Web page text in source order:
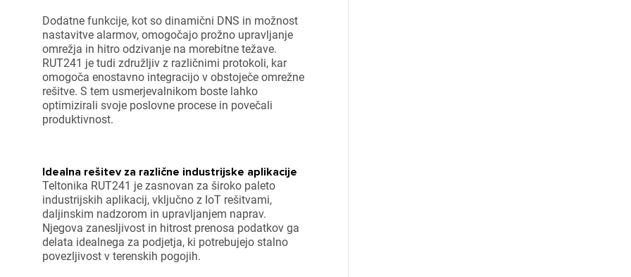
Dodatne funkcije, kot so dinamični DNS in možnost
nastavitve alarmov, omogočajo prožno upravljanje
omrežja in hitro odzivanje na morebitne težave.
RUT241 je tudi združljiv z različnimi protokoli, kar
omogoča enostavno integracijo v obstoječe omrežne
rešitve. S tem usmerjevalnikom boste lahko
optimizirali svoje poslovne procese in povečali
produktivnost.
Idealna rešitev za različne industrijske aplikacije
Teltonika RUT241 je zasnovan za široko paleto
industrijskih aplikacij, vključno z IoT rešitvami,
daljinskim nadzorom in upravljanjem naprav.
Njegova zanesljivost in hitrost prenosa podatkov ga
delata idealnega za podjetja, ki potrebujejo stalno
povezljivost v terenskih pogojih.
na seznam želja morate biti prijavljeni.
Prijava